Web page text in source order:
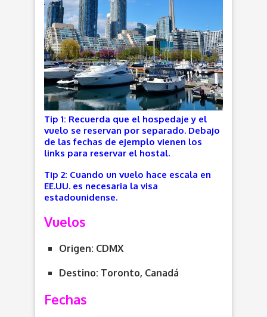
Tip 1: Recuerda que el hospedaje y el
vuelo se reservan por separado. Debajo
de las fechas de ejemplo vienen los
links para reservar el hostal.
Tip 2: Cuando un vuelo hace escala en
EE.UU. es necesaria la visa
estadounidense.
Vuelos
Origen: CDMX
Destino: Toronto, Canadá
Fechas